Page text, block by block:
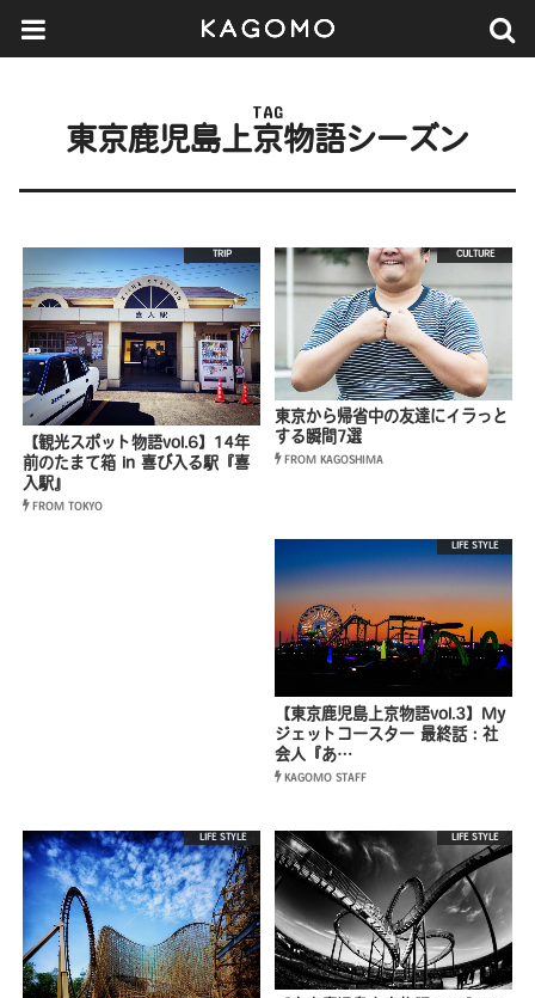
TAG
東京鹿児島上京物語シーズン
TRIP
【観光スポット物語vol.6】14年
前のたまて箱 in 喜び入る駅『喜
入駅』
FROM TOKYO
CULTURE
東京から帰省中の友達にイラっと
する瞬間7選
FROM KAGOSHIMA
LIFE STYLE
【東京鹿児島上京物語vol.3】My
ジェットコースター 最終話：社
会人『あ…
KAGOMO STAFF
LIFE STYLE LIFE STYLE